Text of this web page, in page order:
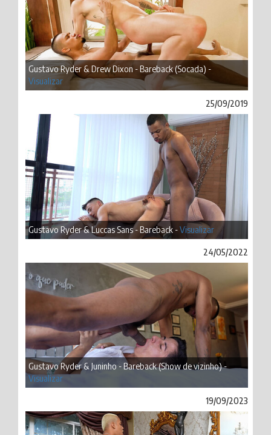
Gustavo Ryder & Drew Dixon - Bareback (Socada) -
Visualizar
25/09/2019
Gustavo Ryder & Luccas Sans - Bareback -Visualizar
24/05/2022
Gustavo Ryder & Juninho - Bareback (Show de vizinho) -
Visualizar
19/09/2023